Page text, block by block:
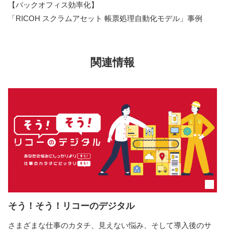
【バックオフィス効率化】
「RICOH スクラムアセット 帳票処理自動化モデル」事例
関連情報
そう！そう！リコーのデジタル
さまざまな仕事のカタチ、見えない悩み、そして導入後のサ